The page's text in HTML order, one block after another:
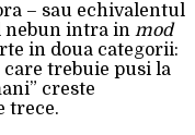
– sau echivalentul
nebun intra in mod
in doua categorii:
care trebuie pusi la
creste
trece.